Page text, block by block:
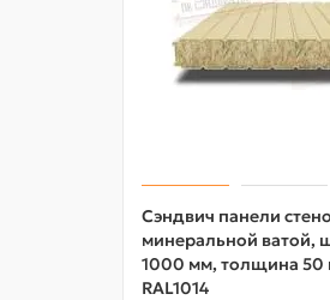
Сэндвич панели
минеральной ватой,
1000 мм, толщина 50
RAL1014